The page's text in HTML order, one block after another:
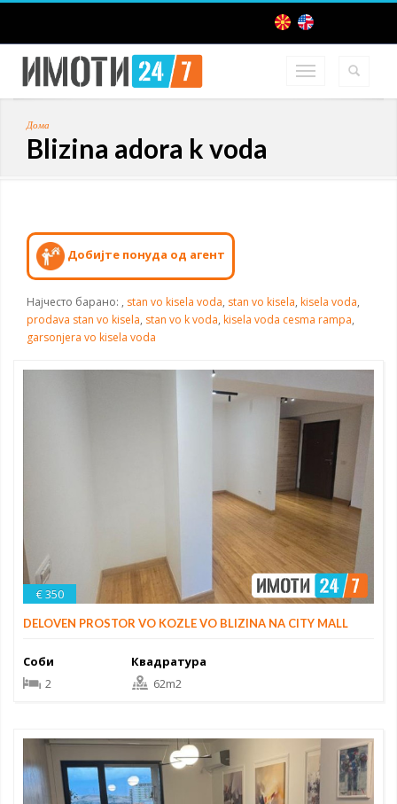
Дома
Blizina adora k voda
Добијте понуда од агент
Најчесто барано: , stan vo kisela voda, stan vo kisela, kisela voda,
prodava stan vo kisela, stan vo k voda, kisela voda cesma rampa,
garsonjera vo kisela voda
€ 350
DELOVEN PROSTOR VO KOZLE VO BLIZINA NA CITY MALL
Соби
2
Квадратура
62m2